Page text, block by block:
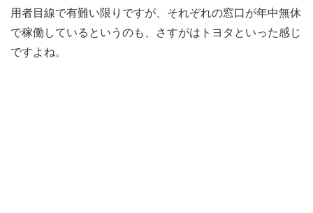
用者目線で有難い限りですが、それぞれの窓口が年中無休
で稼働しているというのも、さすがはトヨタといった感じ
ですよね。